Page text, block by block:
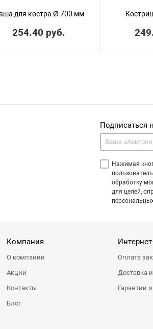
для костра Ø 700 мм
254.40 руб.
Подписаться
Нажимая
обработку
для целей,
Компания
О компании
Акции
Контакты
Блог
Оплата
Доставка
Гарантии